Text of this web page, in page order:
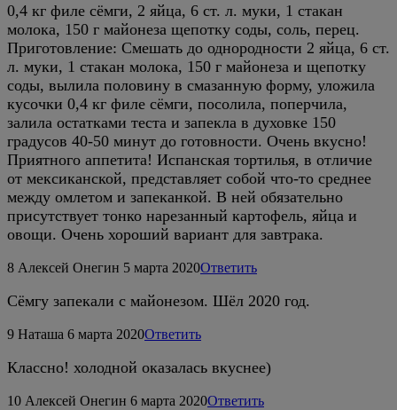
0,4 кг филе сёмги, 2 яйца, 6 ст. л. муки, 1 стакан
молока, 150 г майонеза щепотку соды, соль, перец.
Приготовление: Смешать до однородности 2 яйца, 6 ст.
л. муки, 1 стакан молока, 150 г майонеза и щепотку
соды, вылила половину в смазанную форму, уложила
кусочки 0,4 кг филе сёмги, посолила, поперчила,
залила остатками теста и запекла в духовке 150
градусов 40-50 минут до готовности. Очень вкусно!
Приятного аппетита! Испанская тортилья, в отличие
от мексиканской, представляет собой что-то среднее
между омлетом и запеканкой. В ней обязательно
присутствует тонко нарезанный картофель, яйца и
овощи. Очень хороший вариант для завтрака.
8 Алексей Онегин 5 марта 2020Ответить
Сёмгу запекали с майонезом. Шёл 2020 год.
9 Наташа 6 марта 2020Ответить
Классно! холодной оказалась вкуснее)
10 Алексей Онегин 6 марта 2020Ответить